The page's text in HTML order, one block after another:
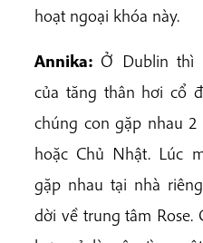
hoạt ngoại khóa này.
Annika: Ở Dublin thì
của tăng thân hơi cổ
chúng con gặp nhau 2
hoặc Chủ Nhật. Lúc
gặp nhau tại nhà
dời về trung tâm